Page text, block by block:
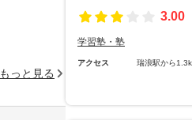
3.00
学習塾・塾
アクセス 瑞浪駅から
もっと見る